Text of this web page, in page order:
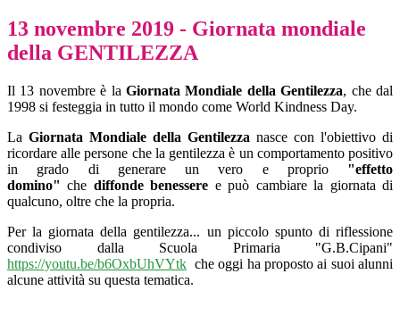
13 novembre 2019 - Giornata mondiale
della GENTILEZZA
Il 13 novembre è la Giornata Mondiale della Gentilezza, che dal
1998 si festeggia in tutto il mondo come World Kindness Day.
La Giornata Mondiale della Gentilezza nasce con l'obiettivo di
ricordare alle persone che la gentilezza è un comportamento positivo
in grado di generare un vero e proprio "effetto
domino" che diffonde benessere e può cambiare la giornata di
qualcuno, oltre che la propria.
Per la giornata della gentilezza... un piccolo spunto di riflessione
condiviso dalla Scuola Primaria "G.B.Cipani"
https://youtu.be/b6OxbUhVYtk che oggi ha proposto ai suoi alunni
alcune attività su questa tematica.